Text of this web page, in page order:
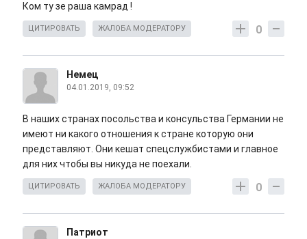
Ком ту зе раша камрад !
0
ЦИТИРОВАТЬ ЖАЛОБА МОДЕРАТОРУ
Немец
04.01.2019, 09:52
В наших странах посольства и консульства Германии не
имеют ни какого отношения к стране которую они
представляют. Они кешат спецслужбистами и главное
для них чтобы вы никуда не поехали.
0
ЦИТИРОВАТЬ ЖАЛОБА МОДЕРАТОРУ
Патриот